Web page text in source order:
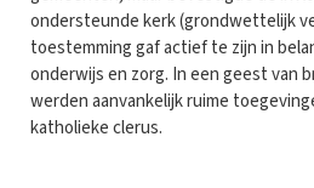
ondersteunde kerk (grondwettelijk
toestemming gaf actief te zijn in
onderwijs en zorg. In een geest van
werden aanvankelijk ruime
katholieke clerus.